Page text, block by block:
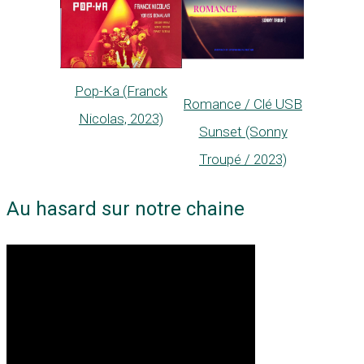
Pop-Ka (Franck
Nicolas, 2023)
Romance / Clé USB
Sunset (Sonny
Troupé / 2023)
Au hasard sur notre chaine